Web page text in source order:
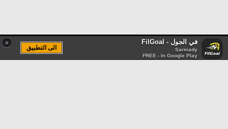
× في الجول - FilGoal
Sarmady
FREE - In Google Play
الى التطبيق